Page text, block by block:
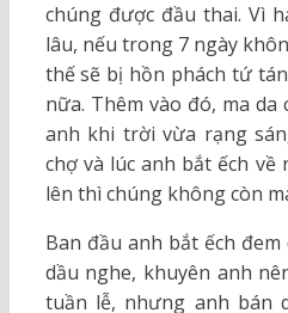
chúng được đầu thai. Vì
lâu, nếu trong 7 ngày
thế sẽ bị hồn phách tứ
nữa. Thêm vào đó, ma
anh khi trời vừa rạng
chợ và lúc anh bắt ếch
lên thì chúng không còn
Ban đầu anh bắt ếch
dầu nghe, khuyên anh
tuần lễ, nhưng anh bán